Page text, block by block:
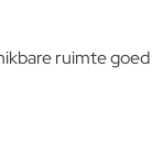
ruimte